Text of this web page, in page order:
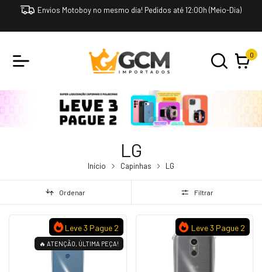
Envios Motoboy no mesmo dia! Pedidos até 12:00h (Meio-Dia)
0
LG
Início Capinhas LG
Ordenar Filtrar
Leve 3 Pague 2
🔥 ATENÇÃO, ÚLTIMA PEÇA!
Leve 3 Pague 2